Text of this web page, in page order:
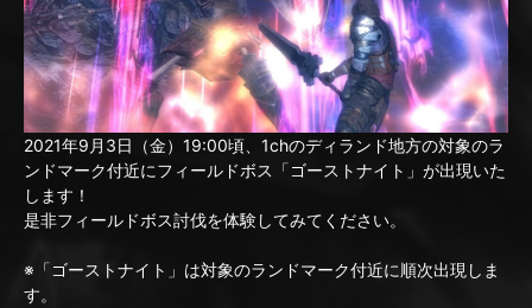
2021年9月3日（金）19:00頃、1chのディランド地方の対象のラ
ンドマーク付近にフィールドボス「ゴーストナイト」が出現いた
します！
是非フィールドボス討伐を体験してみてください。
※「ゴーストナイト」は対象のランドマーク付近に順次出現しま
す。